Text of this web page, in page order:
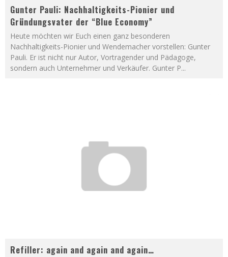
Gunter Pauli: Nachhaltigkeits-Pionier und
Gründungsvater der “Blue Economy”
Heute möchten wir Euch einen ganz besonderen
Nachhaltigkeits-Pionier und Wendemacher vorstellen: Gunter
Pauli. Er ist nicht nur Autor, Vortragender und Pädagoge,
sondern auch Unternehmer und Verkäufer. Gunter P...
Refiller: again and again and again…